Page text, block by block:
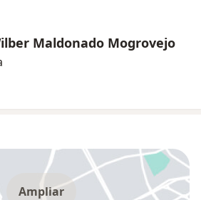
Maldonado Mogrovejo
Ampliar